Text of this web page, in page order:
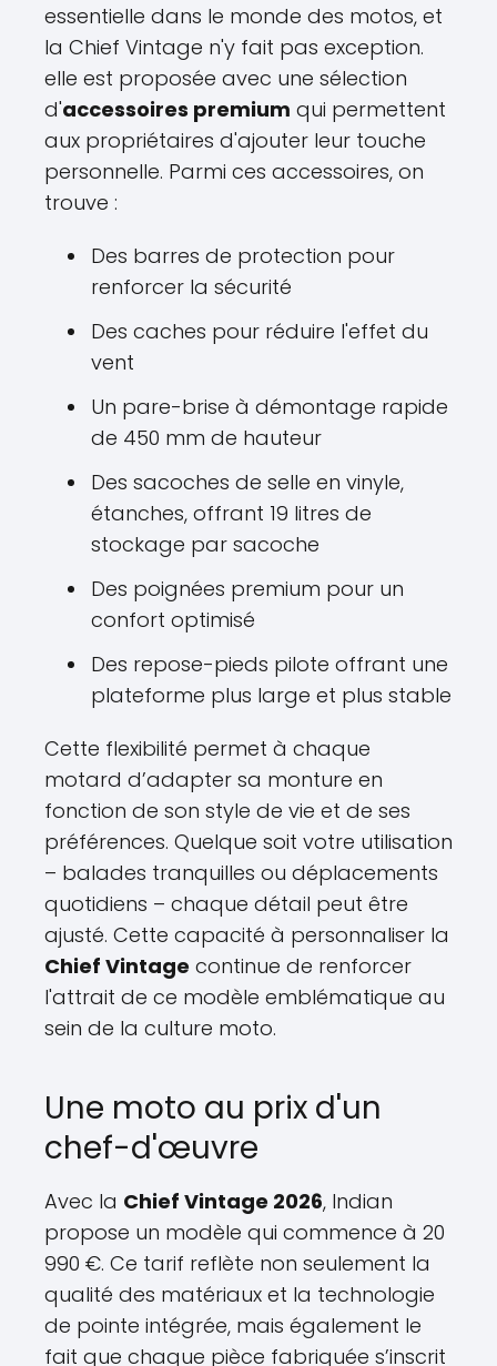
essentielle dans le monde des motos, et
la Chief Vintage n'y fait pas exception.
elle est proposée avec une sélection
d'accessoires premium qui permettent
aux propriétaires d'ajouter leur touche
personnelle. Parmi ces accessoires, on
trouve :
Des barres de protection pour
renforcer la sécurité
Des caches pour réduire l'effet du
vent
Un pare-brise à démontage rapide
de 450 mm de hauteur
Des sacoches de selle en vinyle,
étanches, offrant 19 litres de
stockage par sacoche
Des poignées premium pour un
confort optimisé
Des repose-pieds pilote offrant une
plateforme plus large et plus stable
Cette flexibilité permet à chaque
motard d’adapter sa monture en
fonction de son style de vie et de ses
préférences. Quelque soit votre utilisation
– balades tranquilles ou déplacements
quotidiens – chaque détail peut être
ajusté. Cette capacité à personnaliser la
Chief Vintage continue de renforcer
l'attrait de ce modèle emblématique au
sein de la culture moto.
Une moto au prix d'un
chef-d'œuvre
Avec la Chief Vintage 2026, Indian
propose un modèle qui commence à 20
990 €. Ce tarif reflète non seulement la
qualité des matériaux et la technologie
de pointe intégrée, mais également le
fait que chaque pièce fabriquée s’inscrit